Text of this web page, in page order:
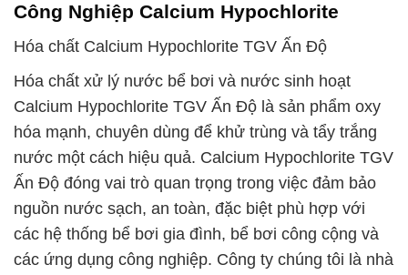
Công Nghiệp Calcium Hypochlorite
Hóa chất Calcium Hypochlorite TGV Ấn Độ
Hóa chất xử lý nước bể bơi và nước sinh hoạt
Calcium Hypochlorite TGV Ấn Độ là sản phẩm oxy
hóa mạnh, chuyên dùng để khử trùng và tẩy trắng
nước một cách hiệu quả. Calcium Hypochlorite TGV
Ấn Độ đóng vai trò quan trọng trong việc đảm bảo
nguồn nước sạch, an toàn, đặc biệt phù hợp với
các hệ thống bể bơi gia đình, bể bơi công cộng và
các ứng dụng công nghiệp. Công ty chúng tôi là nhà